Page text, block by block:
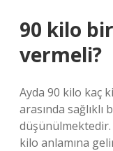
90 kilo
vermeli?
Ayda 90 kilo kaç
arasında
düşünülmektedir.
kilo anlamına